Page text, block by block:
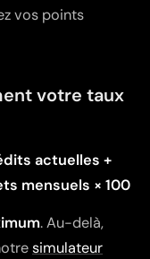
vos points
votre taux
actuelles +
mensuels × 100
. Au-delà,
simulateur